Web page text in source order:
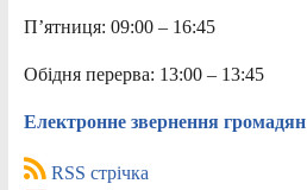
П’ятниця: 09:00 – 16:45
Обідня перерва: 13:00 – 13:45
Електронне звернення громадян
RSS стрічка